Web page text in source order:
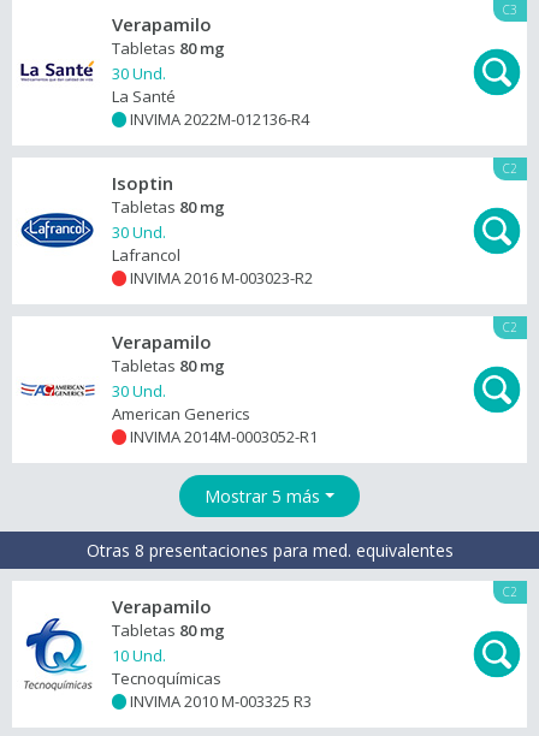
C3
Verapamilo
Tabletas 80 mg
30 Und.
La Santé
INVIMA 2022M-012136-R4
C2
Isoptin
Tabletas 80 mg
30 Und.
Lafrancol
INVIMA 2016 M-003023-R2
C2
Verapamilo
Tabletas 80 mg
30 Und.
American Generics
INVIMA 2014M-0003052-R1
Mostrar 5 más
Otras 8 presentaciones para med. equivalentes
C2
Verapamilo
Tabletas 80 mg
10 Und.
Tecnoquímicas
INVIMA 2010 M-003325 R3